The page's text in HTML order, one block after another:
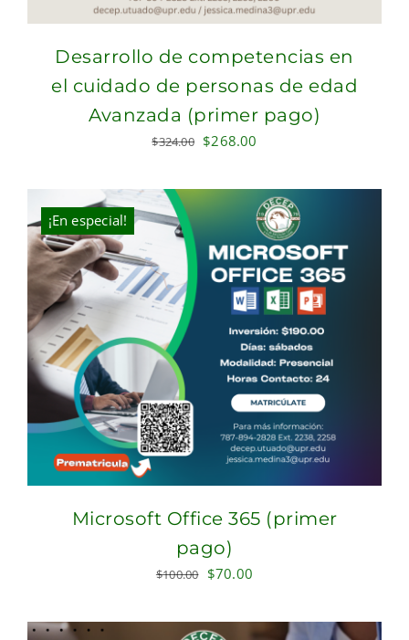
Desarrollo de competencias en
el cuidado de personas de edad
Avanzada (primer pago)
$324.00 Original
was:
$324.00.
$268.00
is:
$268.00.
¡En especial!
Microsoft Office 365 (primer
pago)
$100.00 Original
was:
$70.00
is: